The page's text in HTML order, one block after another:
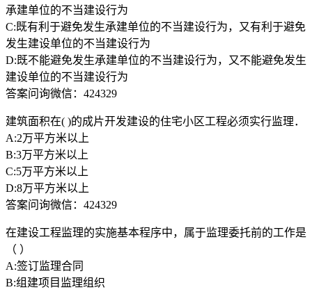
承建单位的不当建设行为
C:既有利于避免发生承建单位的不当建设行为，又有利于避免
发生建设单位的不当建设行为
D:既不能避免发生承建单位的不当建设行为，又不能避免发生
建设单位的不当建设行为
答案问询微信：424329
建筑面积在( )的成片开发建设的住宅小区工程必须实行监理．
A:2万平方米以上
B:3万平方米以上
C:5万平方米以上
D:8万平方米以上
答案问询微信：424329
在建设工程监理的实施基本程序中，属于监理委托前的工作是
（ ）
A:签订监理合同
B:组建项目监理组织